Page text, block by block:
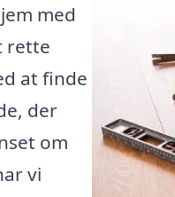
med
rette
at finde
der
om
vi